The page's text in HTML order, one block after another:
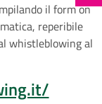
il form on
reperibile
whistleblowing al